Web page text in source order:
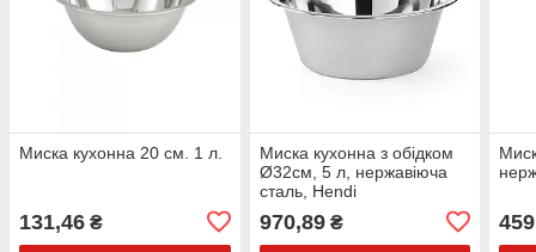
Миска кухонна 20 см. 1 л.
131,46 ₴
Миска кухонна з обідком
Ø32см, 5 л, нержавіюча
сталь, Hendi
970,89₴